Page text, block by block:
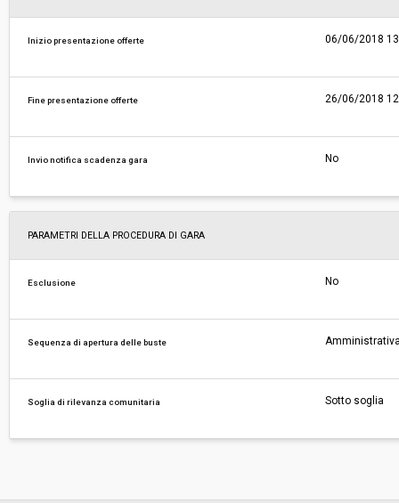
Inizio presentazione offerte 06/06/2018
Fine presentazione offerte 26/06/2018
Invio notifica scadenza gara No
PARAMETRI DELLA PROCEDURA DI GARA
Esclusione No
Sequenza di apertura delle buste
Soglia di rilevanza comunitaria Sotto soglia